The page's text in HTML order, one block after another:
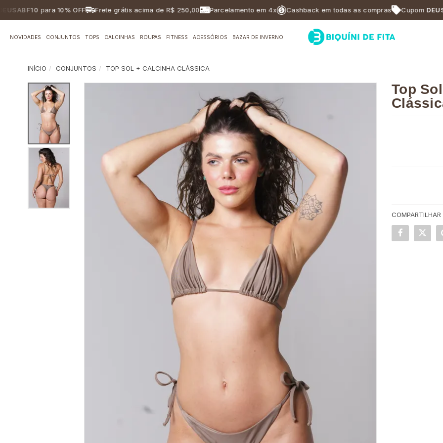
para 10% OFF Frete grátis acima de R$ 250,00 Parcelamento em 4x Cashback em todas as compras Cupom
NOVIDADES CONJUNTOS TOPS CALCINHAS ROUPAS FITNESS ACESSÓRIOS BAZAR DE INVERNO
INÍCIO CONJUNTOS TOP SOL + CALCINHA CLÁSSICA
Top
COMPARTILHAR